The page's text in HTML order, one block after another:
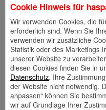
Links
Kontakt
speichern
Cookie Hinweis für
Wir verwenden Cookies, die
erforderlich sind. Wenn Sie
verwenden wir zusätzliche
Statistik oder des Marketings
unserer Website zu
diesen Cookies finden Sie in
Datenschutz. Ihre
der Website nicht notwendig.
anpassen“ können Sie
wir auf Grundlage Ihrer